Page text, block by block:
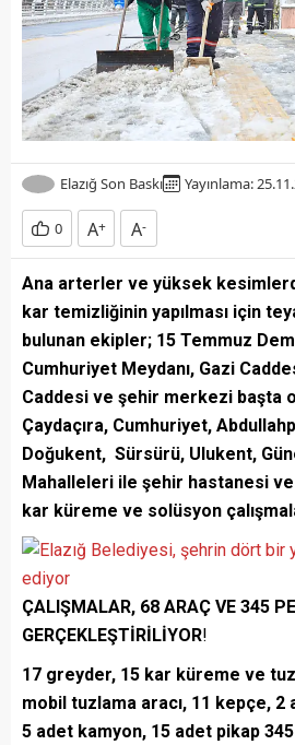
Elazığ Son Baskı Yayınlama:
0 A+ A-
Ana arterler ve yüksek
kar temizliğinin yapılması için
bulunan ekipler; 15 Temmuz
Cumhuriyet Meydanı, Gazi
Caddesi ve şehir merkezi başta
Çaydaçıra, Cumhuriyet,
Doğukent, Sürsürü, Ulukent,
Mahalleleri ile şehir hastanesi ve
kar küreme ve solüsyon
ÇALIŞMALAR, 68 ARAÇ VE 345
GERÇEKLEŞTİRİLİYOR!
17 greyder, 15 kar küreme ve
mobil tuzlama aracı, 11 kepçe, 2
5 adet kamyon, 15 adet pikap